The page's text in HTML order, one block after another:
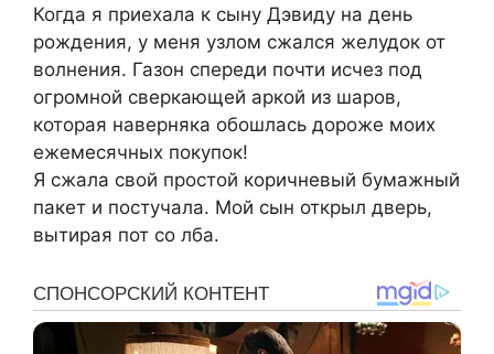
Когда я приехала к сыну Дэвиду на день
рождения, у меня узлом сжался желудок от
волнения. Газон спереди почти исчез под
огромной сверкающей аркой из шаров,
которая наверняка обошлась дороже моих
ежемесячных покупок!
Я сжала свой простой коричневый бумажный
пакет и постучала. Мой сын открыл дверь,
вытирая пот со лба.